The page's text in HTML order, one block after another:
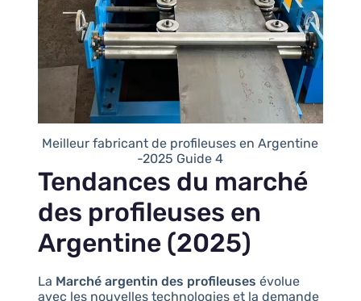
Meilleur fabricant de profileuses en Argentine
-2025 Guide 4
Tendances du marché
des profileuses en
Argentine (2025)
La Marché argentin des profileuses évolue
avec les nouvelles technologies et la demande